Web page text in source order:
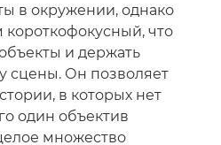
в окружении, однако
что
и держать
сцены. Он позволяет
в которых нет
один объектив
множество